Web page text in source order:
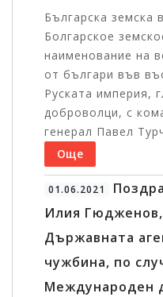
Българска земска
Болгарское
наименование на
от българи във
Руската империя,
доброволци, с
генерал Павел
Още
01.06.2021
Илия
Държавната
чужбина, по
Международен